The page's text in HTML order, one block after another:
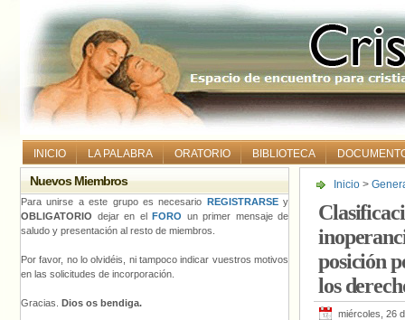
INICIO LA PALABRA ORATORIO BIBLIOTECA
Inicio >
ampare
posición
los
miércoles, 26
Nuevos Miembros
Para unirse a este grupo es necesario REGISTRARSEy
OBLIGATORIO dejar en el FORO un primer mensaje de
saludo y presentación al resto de miembros.
Por favor, no lo olvidéis, ni tampoco indicar vuestros motivos
en las solicitudes de incorporación.
Gracias. Dios os bendiga.